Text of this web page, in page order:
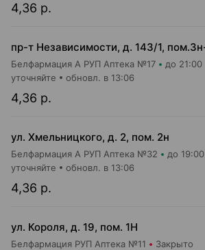
4,36 р.
Белфармация А РУП Аптека №17 до 21:00
4,36 р.
уточняйте обновл. в 13:06
ул. Хмельницкого, д. 2, пом. 2н
Белфармация А РУП Аптека №32 до 19:00
4,36 р.
уточняйте обновл. в 13:06
ул. Короля, д. 19, пом. 1Н
Белфармация РУП Аптека №11 Закрыто